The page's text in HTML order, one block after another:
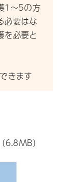
1～5の方
必要はな
を必要と
きます
6.8MB）